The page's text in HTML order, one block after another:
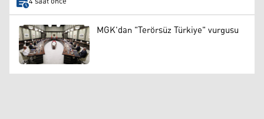
MGK'dan "Terörsüz Türkiye" vurgusu